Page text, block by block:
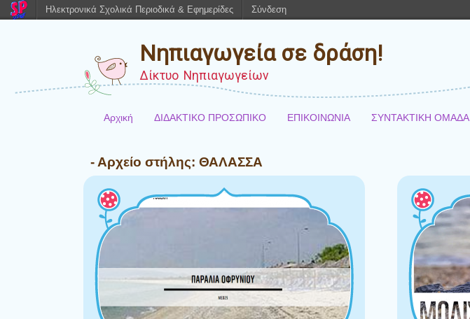
Νηπιαγωγεία σε δράση!
Δίκτυο Νηπιαγωγείων
Αρχική ΔΙΔΑΚΤΙΚΟ ΠΡΟΣΩΠΙΚΟ ΕΠΙΚΟΙΝΩΝΙΑ ΣΥΝΤΑΚΤΙΚΗ ΟΜΑΔΑ
- Αρχείο στήλης: ΘΑΛΑΣΣΑ
Ηλεκτρονικά Σχολικά Περιοδικά & Εφημερίδες Σύνδεση